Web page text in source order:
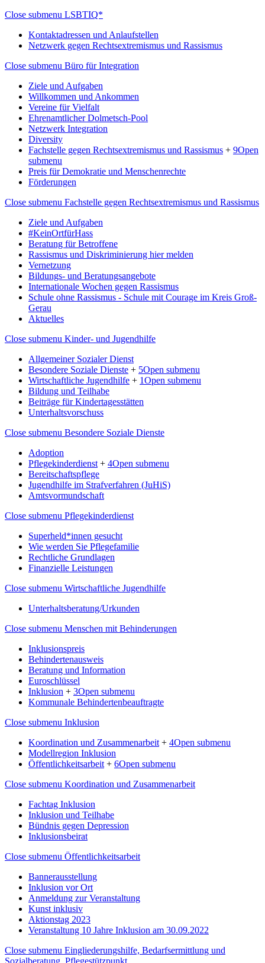
Close submenu LSBTIQ*
Kontaktadressen und Anlaufstellen
Netzwerk gegen Rechtsextremismus und Rassismus
Close submenu Büro für Integration
Ziele und Aufgaben
Willkommen und Ankommen
Vereine für Vielfalt
Ehrenamtlicher Dolmetsch-Pool
Netzwerk Integration
Diversity
Fachstelle gegen Rechtsextremismus und Rassismus + 9Open
submenu
Preis für Demokratie und Menschenrechte
Förderungen
Close submenu Fachstelle gegen Rechtsextremismus und Rassismus
Ziele und Aufgaben
#KeinOrtfürHass
Beratung für Betroffene
Rassismus und Diskriminierung hier melden
Vernetzung
Bildungs- und Beratungsangebote
Internationale Wochen gegen Rassismus
Schule ohne Rassismus - Schule mit Courage im Kreis Groß-
Gerau
Aktuelles
Close submenu Kinder- und Jugendhilfe
Allgemeiner Sozialer Dienst
Besondere Soziale Dienste + 5Open submenu
Wirtschaftliche Jugendhilfe + 1Open submenu
Bildung und Teilhabe
Beiträge für Kindertagesstätten
Unterhaltsvorschuss
Close submenu Besondere Soziale Dienste
Adoption
Pflegekinderdienst + 4Open submenu
Bereitschaftspflege
Jugendhilfe im Strafverfahren (JuHiS)
Amtsvormundschaft
Close submenu Pflegekinderdienst
Superheld*innen gesucht
Wie werden Sie Pflegefamilie
Rechtliche Grundlagen
Finanzielle Leistungen
Close submenu Wirtschaftliche Jugendhilfe
Unterhaltsberatung/Urkunden
Close submenu Menschen mit Behinderungen
Inklusionspreis
Behindertenausweis
Beratung und Information
Euroschlüssel
Inklusion + 3Open submenu
Kommunale Behindertenbeauftragte
Close submenu Inklusion
Koordination und Zusammenarbeit + 4Open submenu
Modellregion Inklusion
Öffentlichkeitsarbeit + 6Open submenu
Close submenu Koordination und Zusammenarbeit
Fachtag Inklusion
Inklusion und Teilhabe
Bündnis gegen Depression
Inklusionsbeirat
Close submenu Öffentlichkeitsarbeit
Bannerausstellung
Inklusion vor Ort
Anmeldung zur Veranstaltung
Kunst inklusiv
Aktionstag 2023
Veranstaltung 10 Jahre Inklusion am 30.09.2022
Close submenu Eingliederungshilfe, Bedarfsermittlung und
Sozialberatung, Pflegestützpunkt